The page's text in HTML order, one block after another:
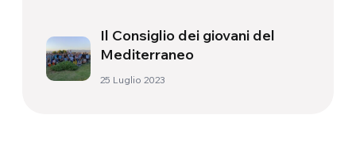
Il Consiglio dei giovani del
Mediterraneo
25 Luglio 2023